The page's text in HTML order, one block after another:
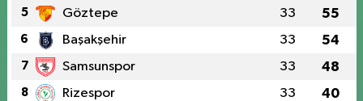
5 Göztepe 33 55
6 Başakşehir 33 54
7 Samsunspor 33 48
8 Rizespor 33 40